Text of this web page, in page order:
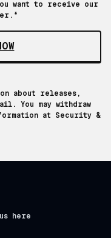
want to receive our
about releases,
You may withdraw
at
Security &
here